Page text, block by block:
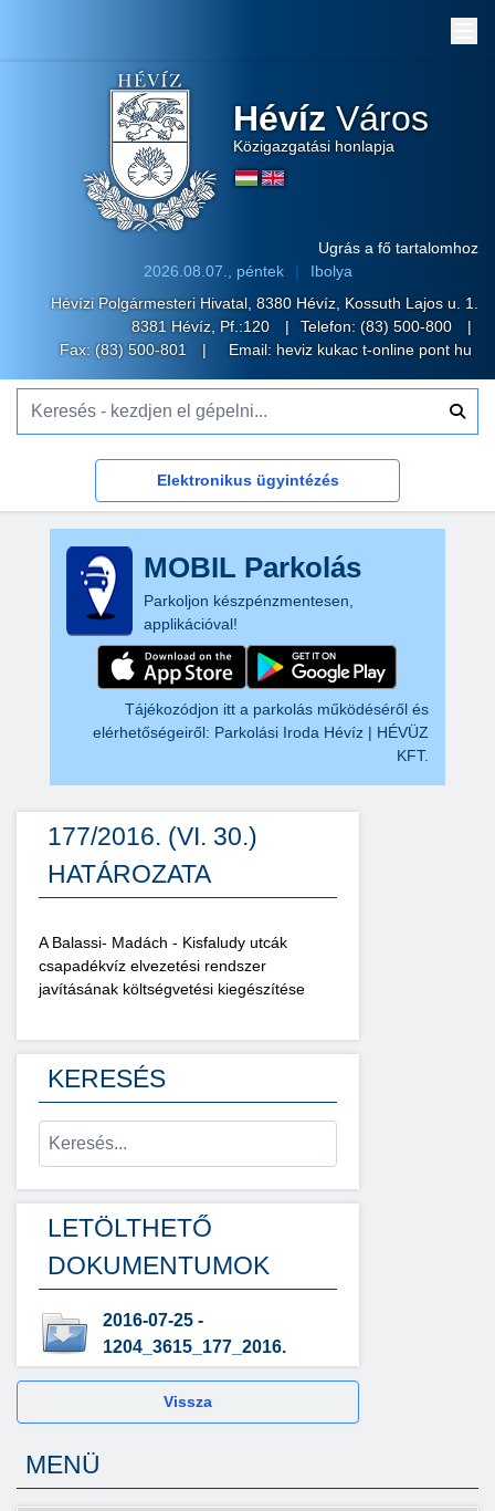
Hévíz Város
Közigazgatási honlapja
Ugrás a fő tartalomhoz
2026.08.07., péntek
Ibolya
Hévízi Polgármesteri Hivatal, 8380 Hévíz, Kossuth Lajos u. 1.
8381 Hévíz, Pf.:120
Telefon: (83) 500-800
Fax: (83) 500-801
Email: heviz kukac t-online pont hu
Elektronikus ügyintézés
MOBIL Parkolás
Parkoljon készpénzmentesen,
applikációval!
Tájékozódjon itt a parkolás működéséről és
elérhetőségeiről: Parkolási Iroda Hévíz | HÉVÜZ
KFT.
177/2016. (VI. 30.)
HATÁROZATA
A Balassi- Madách - Kisfaludy utcák
csapadékvíz elvezetési rendszer
javításának költségvetési kiegészítése
KERESÉS
LETÖLTHETŐ
DOKUMENTUMOK
2016-07-25 -
1204_3615_177_2016.
Vissza
MENÜ